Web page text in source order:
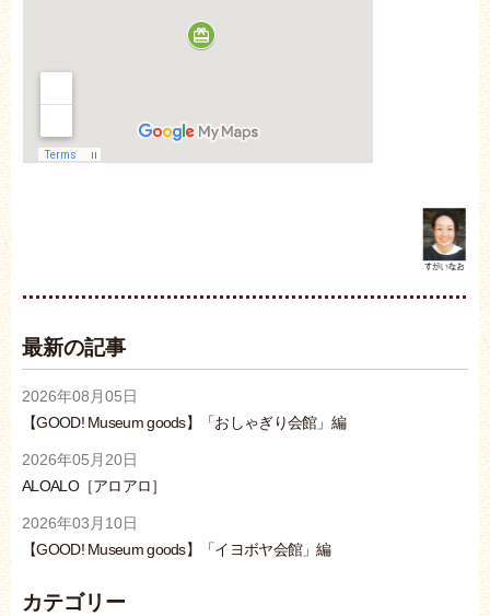
最新の記事
2026年08月05日
【GOOD! Museum goods】「おしゃぎり会館」編
2026年05月20日
ALOALO［アロアロ］
2026年03月10日
【GOOD! Museum goods】「イヨボヤ会館」編
カテゴリー